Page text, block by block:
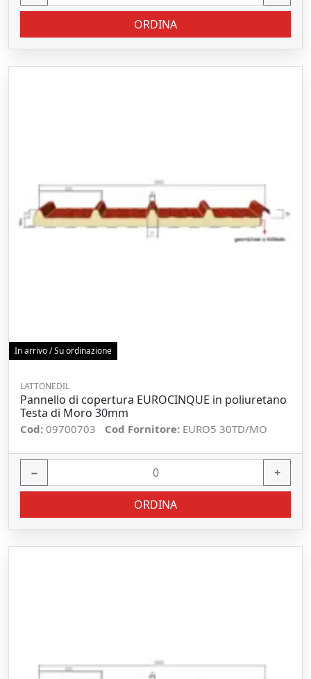
ORDINA
In arrivo / Su ordinazione
LATTONEDIL
Pannello di copertura EUROCINQUE in poliuretano
Testa di Moro 30mm
Cod: 09700703 Cod Fornitore: EURO5 30TD/MO
− +
ORDINA